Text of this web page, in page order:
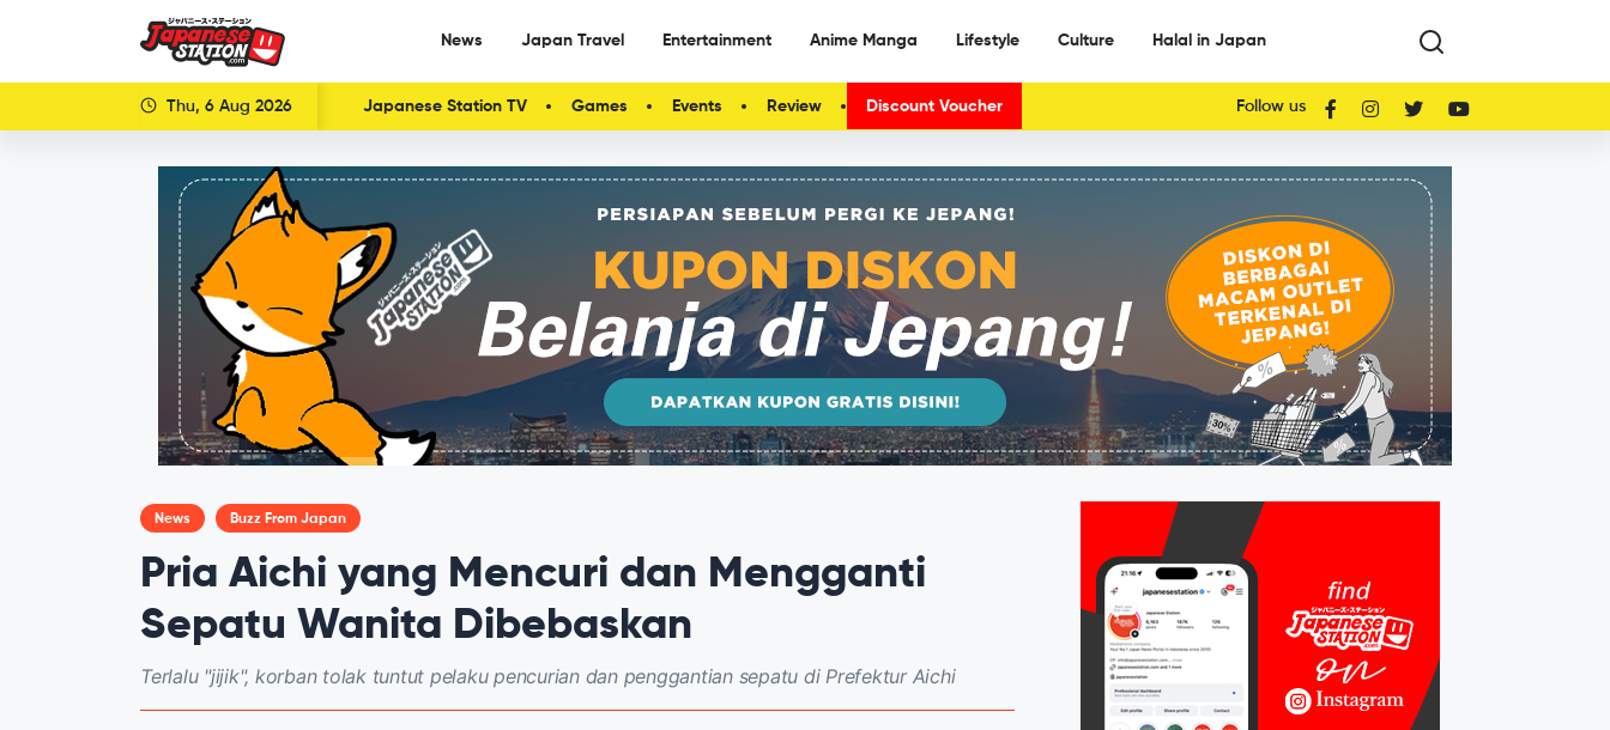
News Japan Travel Entertainment Anime Manga Lifestyle Culture Halal in Japan
Thu, 6 Aug 2026 Japanese Station TV Games Events Review Discount Voucher Follow us
News Buzz From Japan
Pria Aichi yang Mencuri dan Mengganti
Sepatu Wanita Dibebaskan
Terlalu "jijik", korban tolak tuntut pelaku pencurian dan penggantian sepatu di Prefektur Aichi